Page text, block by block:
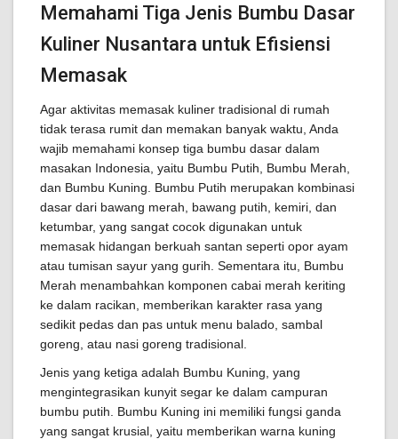
Memahami Tiga Jenis Bumbu Dasar
Kuliner Nusantara untuk Efisiensi
Memasak
Agar aktivitas memasak kuliner tradisional di rumah
tidak terasa rumit dan memakan banyak waktu, Anda
wajib memahami konsep tiga bumbu dasar dalam
masakan Indonesia, yaitu Bumbu Putih, Bumbu Merah,
dan Bumbu Kuning. Bumbu Putih merupakan kombinasi
dasar dari bawang merah, bawang putih, kemiri, dan
ketumbar, yang sangat cocok digunakan untuk
memasak hidangan berkuah santan seperti opor ayam
atau tumisan sayur yang gurih. Sementara itu, Bumbu
Merah menambahkan komponen cabai merah keriting
ke dalam racikan, memberikan karakter rasa yang
sedikit pedas dan pas untuk menu balado, sambal
goreng, atau nasi goreng tradisional.
Jenis yang ketiga adalah Bumbu Kuning, yang
mengintegrasikan kunyit segar ke dalam campuran
bumbu putih. Bumbu Kuning ini memiliki fungsi ganda
yang sangat krusial, yaitu memberikan warna kuning